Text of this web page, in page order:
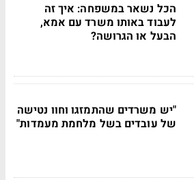
הכל נשאר במשפחה: איך זה
לעבוד באותו משרד עם אמא,
הבעל או הגרושה?
"יש משרדים שהתמזגו וחוו נטישה
של עובדים בשל מלחמת מעמדות"